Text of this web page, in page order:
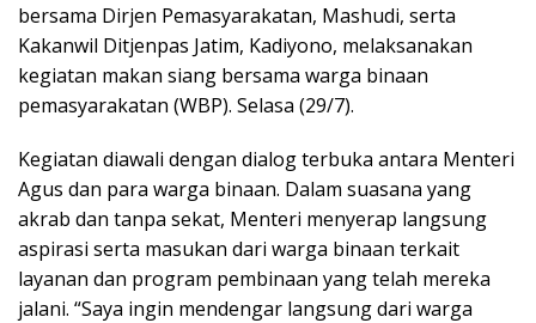
bersama Dirjen Pemasyarakatan, Mashudi, serta
Kakanwil Ditjenpas Jatim, Kadiyono, melaksanakan
kegiatan makan siang bersama warga binaan
pemasyarakatan (WBP). Selasa (29/7).
Kegiatan diawali dengan dialog terbuka antara Menteri
Agus dan para warga binaan. Dalam suasana yang
akrab dan tanpa sekat, Menteri menyerap langsung
aspirasi serta masukan dari warga binaan terkait
layanan dan program pembinaan yang telah mereka
jalani. “Saya ingin mendengar langsung dari warga